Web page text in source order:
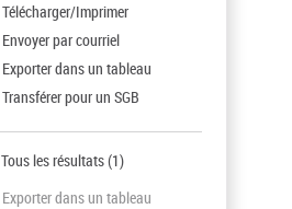
Télécharger/Imprimer
Envoyer par courriel
Exporter dans un tableau
Transférer pour un SGB
Tous les résultats(1)
Exporter dans un tableau